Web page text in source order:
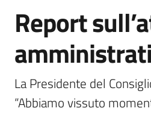
Novità
Menu selezionato
Servizi
Vivere
Formigine
Salta al contenuto
Report
La Presidente del
“Abbiamo vissuto